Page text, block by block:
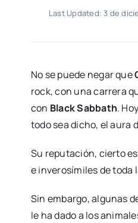
Last Updated: 3 de
No se puede negar que
rock, con una carrera
con Black Sabbath.
todo sea dicho, el aura
Su reputación, cierto
e inverosímiles de toda
Sin embargo, algunas
le ha dado a los